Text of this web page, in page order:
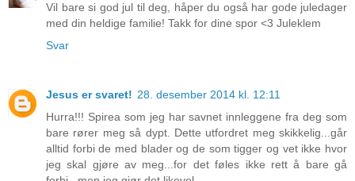
Vil bare si god jul til deg, håper du også har gode juledager
med din heldige familie! Takk for dine spor <3 Juleklem
Svar
Jesus er svaret! 28. desember 2014 kl. 12:11
Hurra!!! Spirea som jeg har savnet innleggene fra deg som
bare rører meg så dypt. Dette utfordret meg skikkelig...går
alltid forbi de med blader og de som tigger og vet ikke hvor
jeg skal gjøre av meg...for det føles ikke rett å bare gå